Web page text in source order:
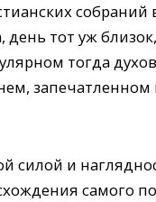
тот уж
тогда
силой и
самого